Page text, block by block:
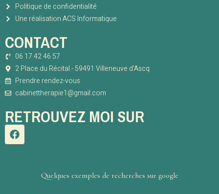
Politique de confidentialité
Une réalisation ACS Informatique
CONTACT
06 17 42 46 57
2 Place du Récital - 59491 Villeneuve d'Ascq
Prendre rendez-vous
cabinettherapie1@gmail.com
RETROUVEZ MOI SUR
Quelques exemples de recherches sur google